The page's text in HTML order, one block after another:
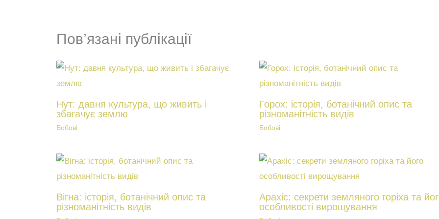
Пов’язані публікації
Нут: давня культура, що живить і
збагачує землю
Бобові
Горох: історія, ботанічний опис та
різноманітність видів
Бобові
Вігна: історія, ботанічний опис та
різноманітність видів
Арахіс: секрети земляного горіха та
особливості вирощування